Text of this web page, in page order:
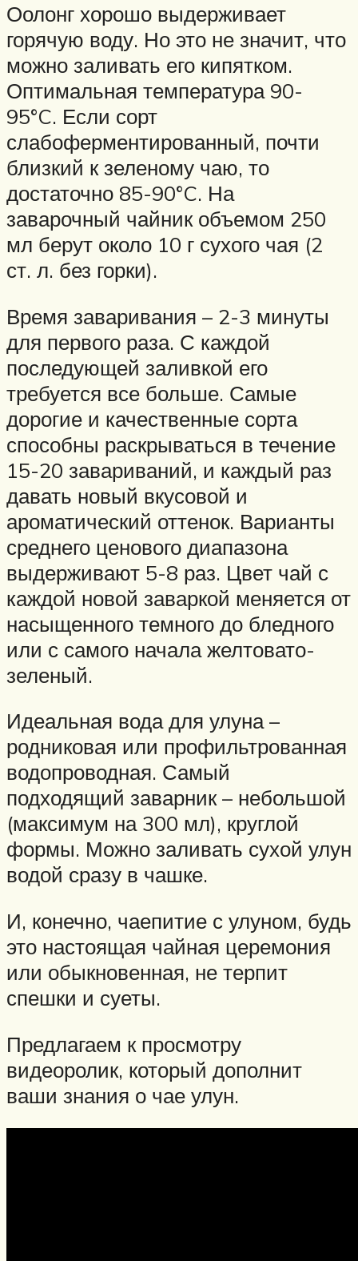
Оолонг хорошо выдерживает
горячую воду. Но это не значит, что
можно заливать его кипятком.
Оптимальная температура 90-
95°C. Если сорт
слабоферментированный, почти
близкий к зеленому чаю, то
достаточно 85-90°C. На
заварочный чайник объемом 250
мл берут около 10 г сухого чая (2
ст. л. без горки).
Время заваривания – 2-3 минуты
для первого раза. С каждой
последующей заливкой его
требуется все больше. Самые
дорогие и качественные сорта
способны раскрываться в течение
15-20 завариваний, и каждый раз
давать новый вкусовой и
ароматический оттенок. Варианты
среднего ценового диапазона
выдерживают 5-8 раз. Цвет чай с
каждой новой заваркой меняется от
насыщенного темного до бледного
или с самого начала желтовато-
зеленый.
Идеальная вода для улуна –
родниковая или профильтрованная
водопроводная. Самый
подходящий заварник – небольшой
(максимум на 300 мл), круглой
формы. Можно заливать сухой улун
водой сразу в чашке.
И, конечно, чаепитие с улуном, будь
это настоящая чайная церемония
или обыкновенная, не терпит
спешки и суеты.
Предлагаем к просмотру
видеоролик, который дополнит
ваши знания о чае улун.